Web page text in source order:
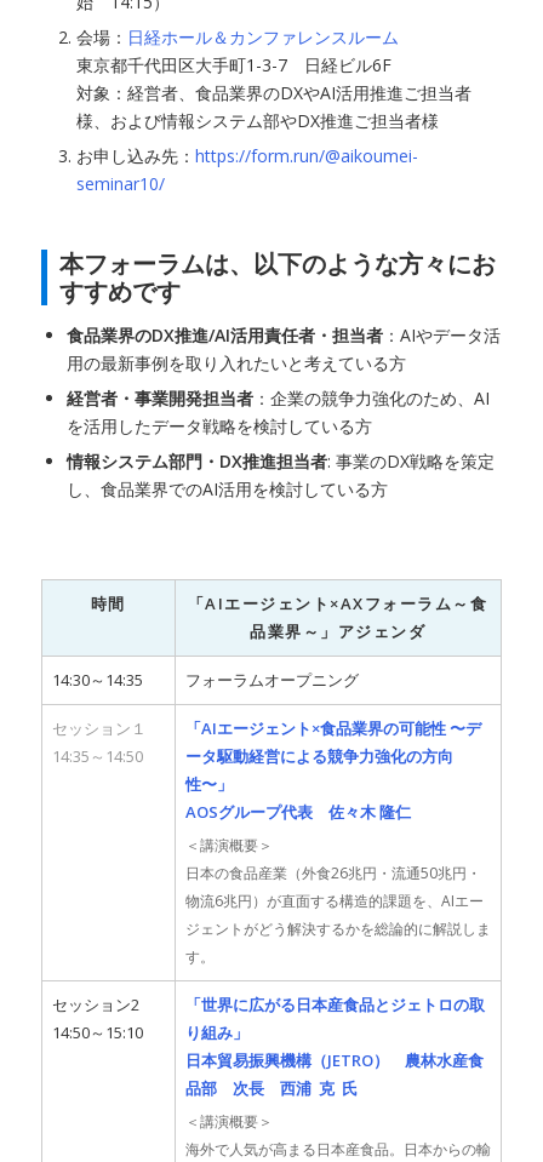
会場： 日経ホール＆カンファレンスルーム
東京都千代田区大手町1-3-7 日経ビル6F
対象：経営者、食品業界のDXやAI活用推進ご担当者
様、および情報システム部やDX推進ご担当者様
お申し込み先： https://form.run/@aikoumei-
seminar10/
本フォーラムは、以下のような方々にお
すすめです
食品業界のDX推進/AI活用責任者・担当者：AIやデータ活
用の最新事例を取り入れたいと考えている方
経営者・事業開発担当者：企業の競争力強化のため、AI
を活用したデータ戦略を検討している方
情報システム部門・DX推進担当者: 事業のDX戦略を策定
し、食品業界でのAI活用を検討している方
時間
「AIエージェント×AXフォーラム～食
品業界～」アジェンダ
14:30～14:35 フォーラムオープニング
セッション１
14:35～14:50
「AIエージェント×食品業界の可能性 〜デ
ータ駆動経営による競争力強化の方向
性〜」
AOSグループ代表 佐々木 隆仁
＜講演概要＞
日本の食品産業（外食26兆円・流通50兆円・
物流6兆円）が直面する構造的課題を、AIエー
ジェントがどう解決するかを総論的に解説しま
す。
セッション2
14:50～15:10
「世界に広がる日本産食品とジェトロの取
り組み」
日本貿易振興機構（JETRO） 農林水産食
品部 次長 西浦 克 氏
＜講演概要＞
海外で人気が高まる日本産食品。日本からの輸